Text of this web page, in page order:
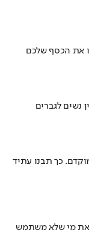
את הכסף שלכם
נשים לגברים
כך תבנו עתיד
את מי שלא משתמש